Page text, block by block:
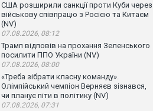
США розширили санкції проти Куби через
військову співпрацю з Росією та Китаєм
(NV)
07.08.2026, 08:12
Трамп відповів на прохання Зеленського
посилити ППО України (NV)
07.08.2026, 08:00
«Треба зібрати класну команду».
Олімпійський чемпіон Верняєв зізнався,
чи планує піти в політику (NV)
07.08.2026, 07:31